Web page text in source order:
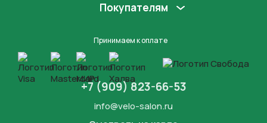
Покупателям
Принимаем к оплате
+7 (909) 823-66-53
info@velo-salon.ru